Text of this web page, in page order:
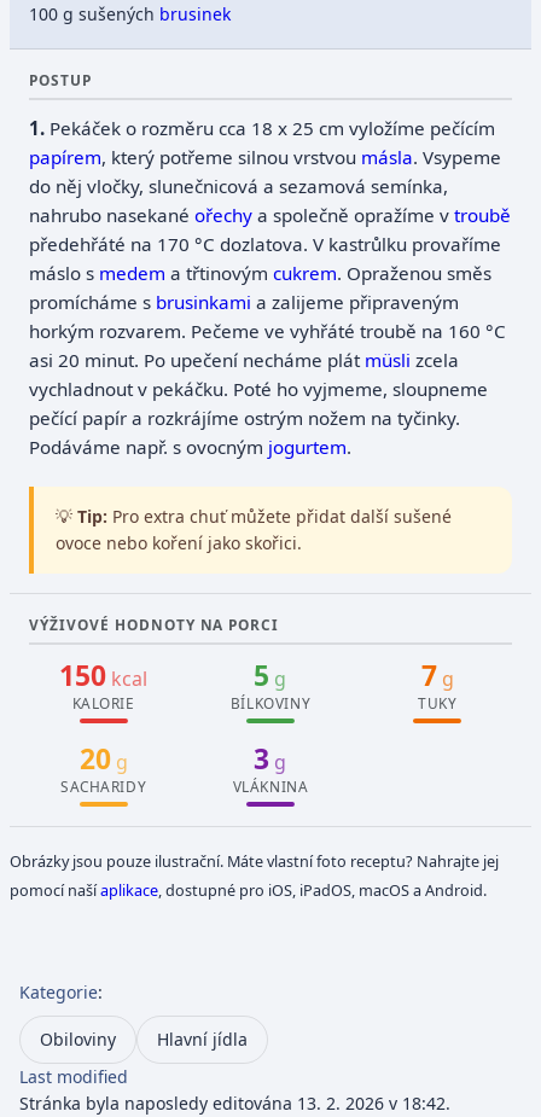
100 g sušených brusinek
POSTUP
Pekáček o rozměru cca 18 x 25 cm vyložíme pečícím
papírem, který potřeme silnou vrstvou másla. Vsypeme
do něj vločky, slunečnicová a sezamová semínka,
nahrubo nasekanéořechy a společně opražíme vtroubě
předehřáté na 170 °C dozlatova. V kastrůlku provaříme
máslo s medem a třtinovýmcukrem. Opraženou směs
promícháme s brusinkami a zalijeme připraveným
horkým rozvarem. Pečeme ve vyhřáté troubě na 160 °C
asi 20 minut. Po upečení necháme plát müsli zcela
vychladnout v pekáčku. Poté ho vyjmeme, sloupneme
pečící papír a rozkrájíme ostrým nožem na tyčinky.
Podáváme např. s ovocným jogurtem.
💡 Tip: Pro extra chuť můžete přidat další sušené
ovoce nebo koření jako skořici.
VÝŽIVOVÉ HODNOTY NA PORCI
150 kcal
KALORIE
5 g
BÍLKOVINY
7 g
TUKY
20g
SACHARIDY
3 g
VLÁKNINA
Obrázky jsou pouze ilustrační. Máte vlastní foto receptu? Nahrajte jej
pomocí našíaplikace, dostupné pro iOS, iPadOS, macOS a Android.
Kategorie:
Obiloviny
Hlavní jídla
Last modified
Stránka byla naposledy editována 13. 2. 2026 v 18:42.